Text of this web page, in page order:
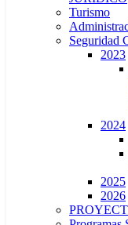
Turismo
Seguridad
2023
2024
2025
2026